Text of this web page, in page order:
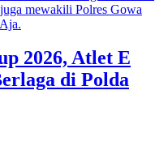
2026, Atlet E
di Polda